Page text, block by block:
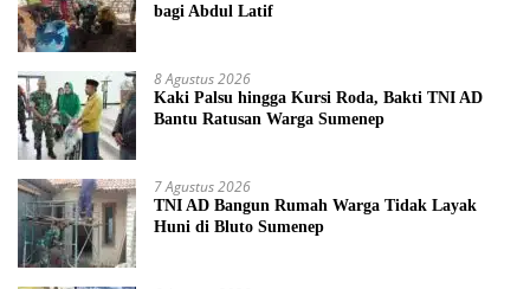
bagi Abdul Latif
8 Agustus 2026
Kaki Palsu hingga Kursi Roda, Bakti TNI AD
Bantu Ratusan Warga Sumenep
7 Agustus 2026
TNI AD Bangun Rumah Warga Tidak Layak
Huni di Bluto Sumenep